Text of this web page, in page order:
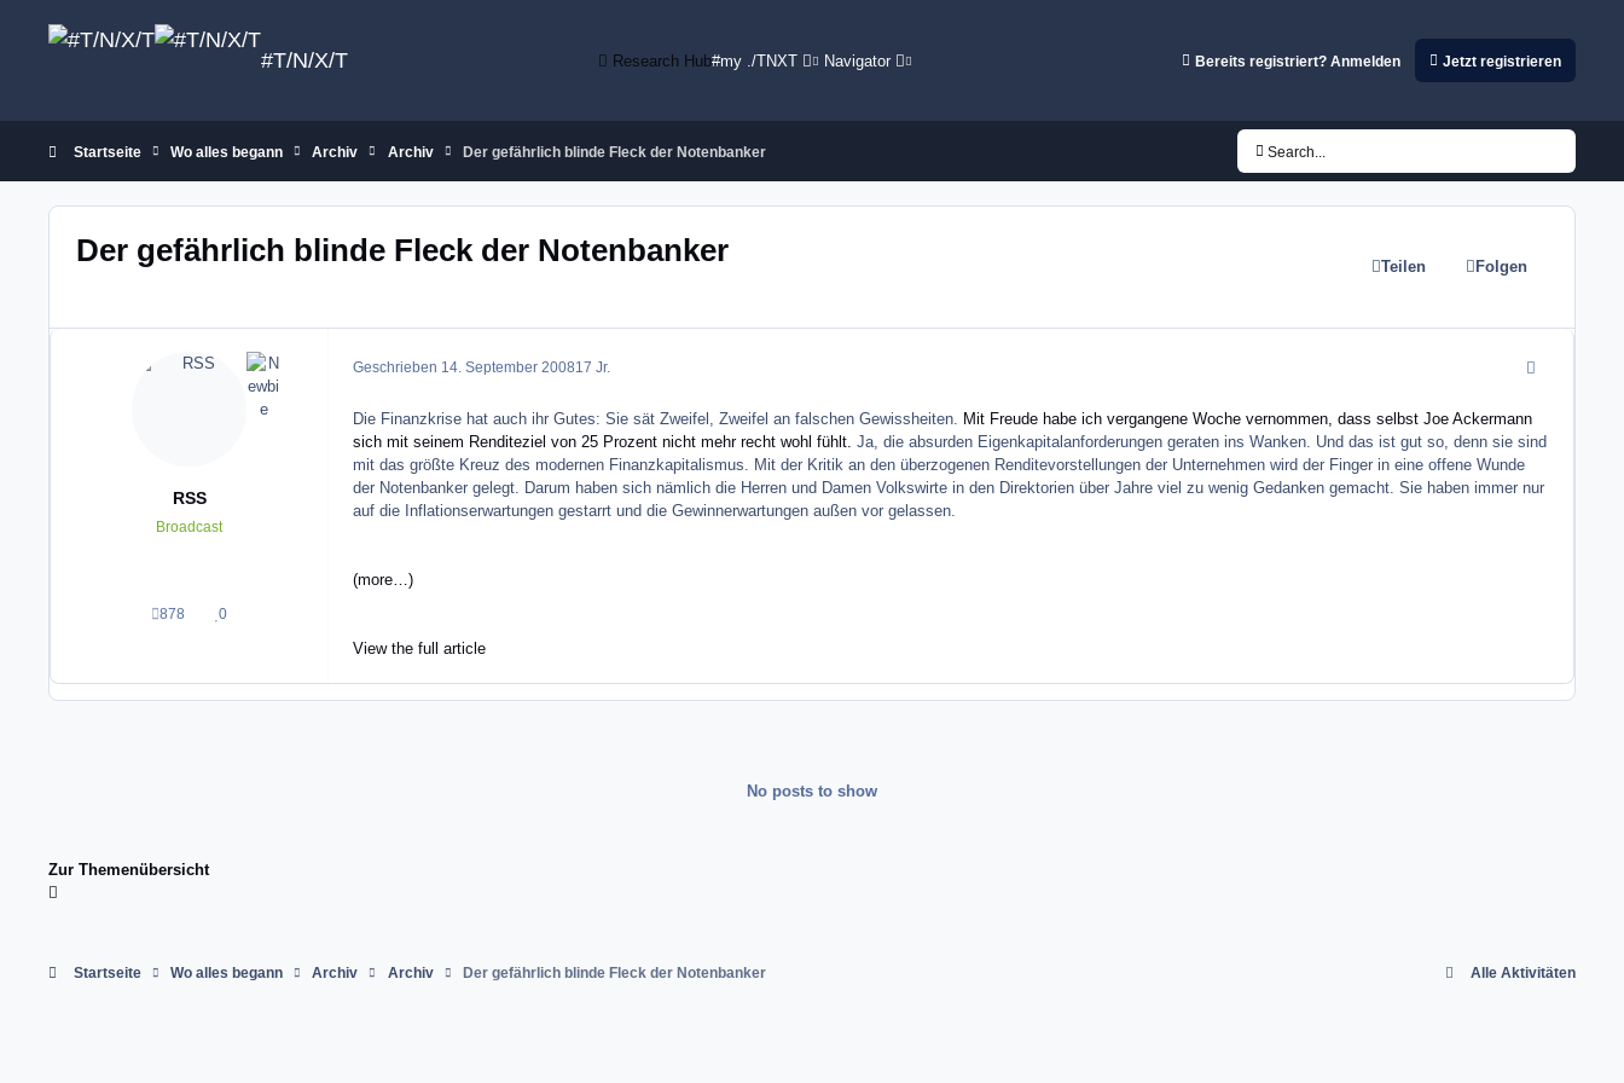
#T/N/X/T Research Hub#my ./TNXT Navigator Bereits registriert? Anmelden Jetzt registrieren
Startseite Wo alles begann Archiv Archiv Der gefährlich blinde Fleck der Notenbanker Search...
Der gefährlich blinde Fleck der Notenbanker Teilen Folgen
RSS
Broadcast
878
Beiträge0
Reputation
Geschrieben 14. September 200817 Jr.
Die Finanzkrise hat auch ihr Gutes: Sie sät Zweifel, Zweifel an falschen Gewissheiten. Mit Freude habe ich vergangene Woche vernommen, dass selbst Joe Ackermann
sich mit seinem Renditeziel von 25 Prozent nicht mehr recht wohl fühlt. Ja, die absurden Eigenkapitalanforderungen geraten ins Wanken. Und das ist gut so, denn sie sind
mit das größte Kreuz des modernen Finanzkapitalismus. Mit der Kritik an den überzogenen Renditevorstellungen der Unternehmen wird der Finger in eine offene Wunde
der Notenbanker gelegt. Darum haben sich nämlich die Herren und Damen Volkswirte in den Direktorien über Jahre viel zu wenig Gedanken gemacht. Sie haben immer nur
auf die Inflationserwartungen gestarrt und die Gewinnerwartungen außen vor gelassen.
(more…)
View the full article
No posts to show
Zur Themenübersicht
Startseite Wo alles begann Archiv Archiv Der gefährlich blinde Fleck der Notenbanker Alle Aktivitäten